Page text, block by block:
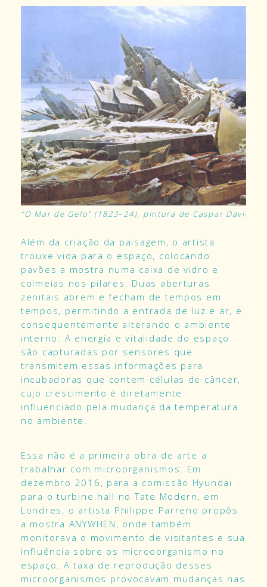
“O Mar de Gelo” (1823–24), pintura de Caspar David
Além da criação da paisagem, o artista
trouxe vida para o espaço, colocando
pavões a mostra numa caixa de vidro e
colmeias nos pilares. Duas aberturas
zenitais abrem e fecham de tempos em
tempos, permitindo a entrada de luz e ar, e
consequentemente alterando o ambiente
interno. A energia e vitalidade do espaço
são capturadas por sensores que
transmitem essas informações para
incubadoras que contem células de câncer,
cujo crescimento é diretamente
influenciado pela mudança da temperatura
no ambiente.
Essa não é a primeira obra de arte a
trabalhar com microorganismos. Em
dezembro 2016, para a comissão Hyundai
para o turbine hall no Tate Modern, em
Londres, o artista Philippe Parreno propôs
a mostra ANYWHEN , onde também
monitorava o movimento de visitantes e sua
influência sobre os microoorganismo no
espaço. A taxa de reprodução desses
microorganismos provocavam mudanças nas